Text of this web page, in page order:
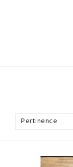
Pertinence